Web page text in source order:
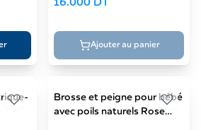
16.000 DT
Ajouter au panier
Brosse et peigne pour bébé
avec poils naturels Rose